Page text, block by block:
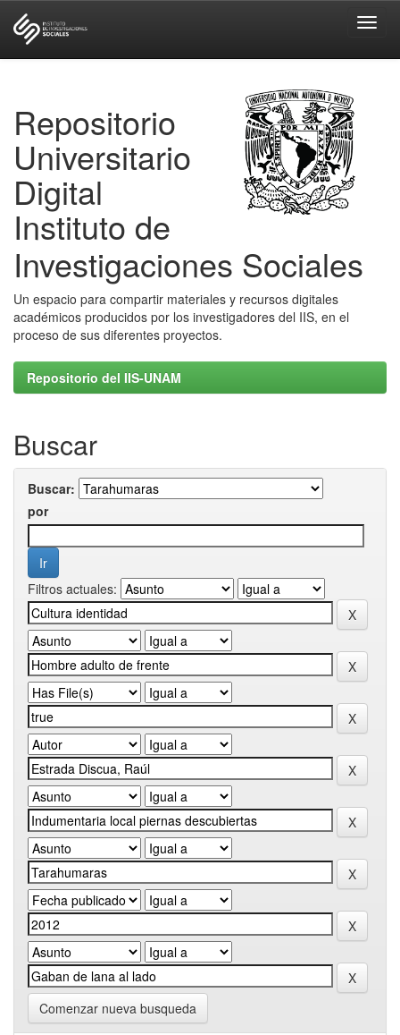
Repositorio
Universitario
Digital
Instituto de
Investigaciones Sociales
Un espacio para compartir materiales y recursos digitales
académicos producidos por los investigadores del IIS, en el
proceso de sus diferentes proyectos.
Repositorio del IIS-UNAM
Buscar
Buscar:
por
Filtros actuales:
Comenzar nueva busqueda